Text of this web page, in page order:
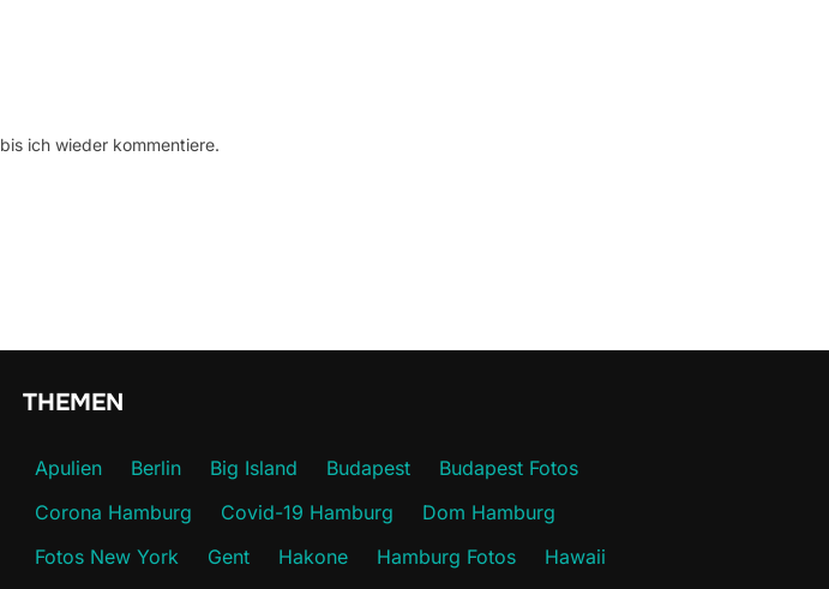
ich wieder kommentiere.
THEMEN
Apulien Berlin Big Island Budapest
Budapest Fotos
Corona Hamburg
Covid-19 Hamburg
Dom Hamburg
Fotos New York
Gent Hakone Hamburg Fotos
Hawaii